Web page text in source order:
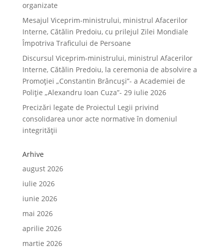
organizate
Mesajul Viceprim-ministrului, ministrul Afacerilor
Interne, Cătălin Predoiu, cu prilejul Zilei Mondiale
Împotriva Traficului de Persoane
Discursul Viceprim-ministrului, ministrul Afacerilor
Interne, Cătălin Predoiu, la ceremonia de absolvire a
Promoției „Constantin Brâncuși”- a Academiei de
Poliție „Alexandru Ioan Cuza”- 29 iulie 2026
Precizări legate de Proiectul Legii privind
consolidarea unor acte normative în domeniul
integrității
Arhive
august 2026
iulie 2026
iunie 2026
mai 2026
aprilie 2026
martie 2026